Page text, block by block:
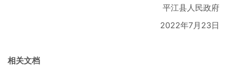
平江县人民政府
2022年7月23日
相关文档